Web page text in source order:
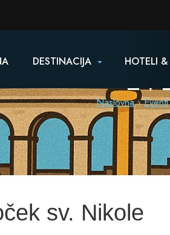
DESTINACIJA HOTELI &
Naslovna Eventi
sv. Nikole